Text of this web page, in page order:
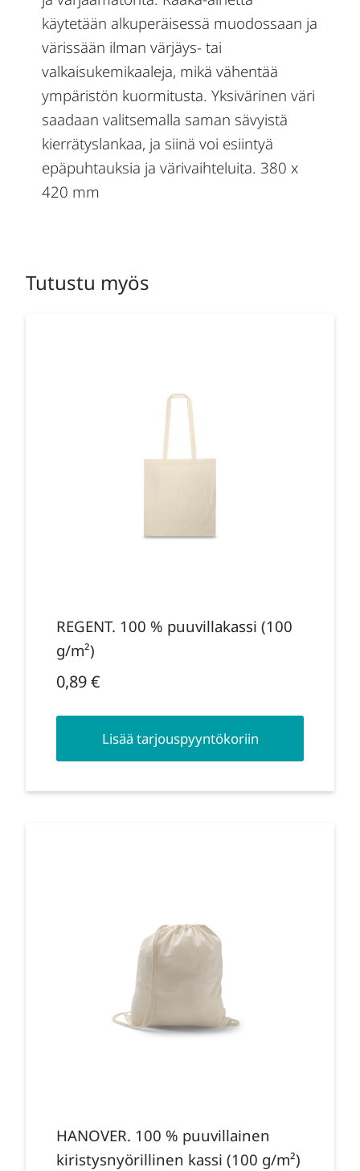
käytetään alkuperäisessä muodossaan ja
värissään ilman värjäys- tai
valkaisukemikaaleja, mikä vähentää
ympäristön kuormitusta. Yksivärinen väri
saadaan valitsemalla saman sävyistä
kierrätyslankaa, ja siinä voi esiintyä
epäpuhtauksia ja värivaihteluita. 380 x
420 mm
Tutustu myös
REGENT. 100 % puuvillakassi (100
g/m²)
0,89€
Lisää tarjouspyyntökoriin
HANOVER. 100 % puuvillainen
kiristysnyörillinen kassi (100 g/m²)